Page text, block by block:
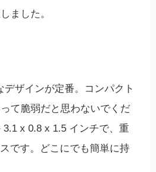
ました。
デザインが定番。コンパクト
て脆弱だと思わないでくだ
3.1 x 0.8 x 1.5 インチで、重
です。どこにでも簡単に持